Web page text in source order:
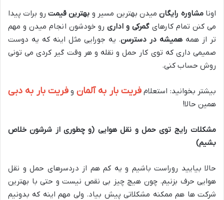
اونامشاوره رایگانمیدن بهترین مسیر و بهترین قیمترو برات پیدا
می کنن تمام کارهایگمرکی و اداری رو خودشون انجام میدن و مهم
تر از همه همیشه در دسترسن. یه جورایی مثل اینه که یه دوست
صمیمی داری که توی کار حمل و نقله و هر وقت گیر کردی می تونی
روش حساب کنی.
بیشتر بخوانید: استعلامفریت بار به آلمان و فریت بار به دبی
همین حالا!
مشکلات رایج توی حمل و نقل هوایی (و چطوری از شرشون خلاص
بشیم)
حالا بیایید روراست باشیم و یه کم هم از دردسرهای حمل و نقل
هوایی حرف بزنیم.چون هیچ چیز بی نقص نیست و حتی با بهترین
شرکت ها هم ممکنه مشکلاتی پیش بیاد. ولی مهم اینه که بدونیم